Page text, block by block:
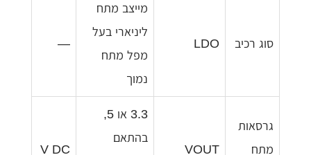
סוג רכיב LDO
מייצב מתח
ליניארי בעל
מפל מתח
נמוך
—
גרסאות
מתח
VOUT
3.3 או 5,
בהתאם
V DC